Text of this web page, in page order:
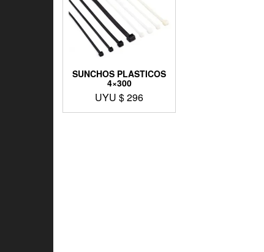
SUNCHOS PLASTICOS
4×300
UYU $296